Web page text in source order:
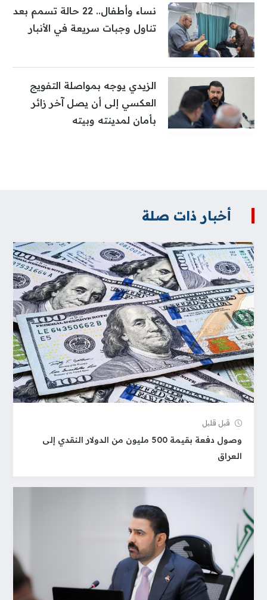
نساء وأطفال.. 22 حالة تسمم بعد
تناول وجبات سريعة في الأنبار
الزيدي يوجه بمواصلة التفويج
العكسي إلى أن يصل آخر زائر
بأمان لمدينته وبيته
أخبار ذات صلة
قبل قلیل
وصول دفعة بقيمة 500 مليون من الدولار النقدي إلى
العراق